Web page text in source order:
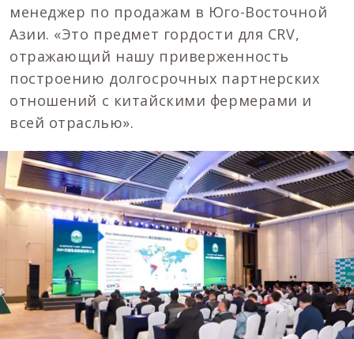
менеджер по продажам в Юго-Восточной
Азии. «Это предмет гордости для CRV,
отражающий нашу приверженность
построению долгосрочных партнерских
отношений с китайскими фермерами и
всей отраслью».